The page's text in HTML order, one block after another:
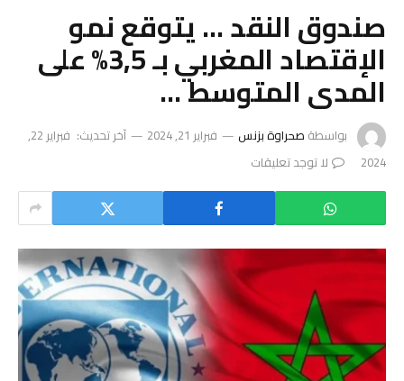
صندوق النقد … يتوقع نمو
الإقتصاد المغربي بـ 3,5% على
المدى المتوسط …
بواسطة صحراوة بزنس فبراير 21, 2024 آخر تحديث:
فبراير 22,
2024
لا توجد تعليقات